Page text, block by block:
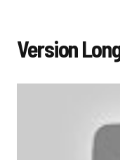
Version